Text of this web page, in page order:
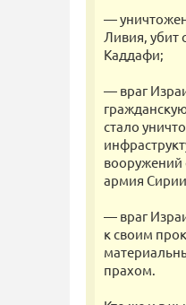
—
Ливия, убит
Каддафи;
— враг
стало
вооружений
армия
— враг
к своим
прахом.